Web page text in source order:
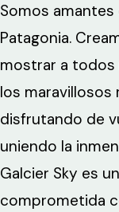
Somos
Patagonia.
mostrar a
los maravillosos
disfrutando de
uniendo la
Galcier Sky es
comprometida